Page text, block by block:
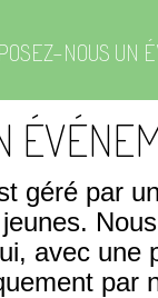
NOUS UN
géré par
avec une
par